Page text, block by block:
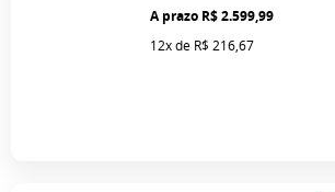
R$ 2.599,99
12xde R$ 216,67